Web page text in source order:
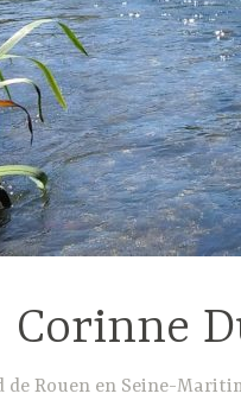
Corinne
Rouen en Seine-